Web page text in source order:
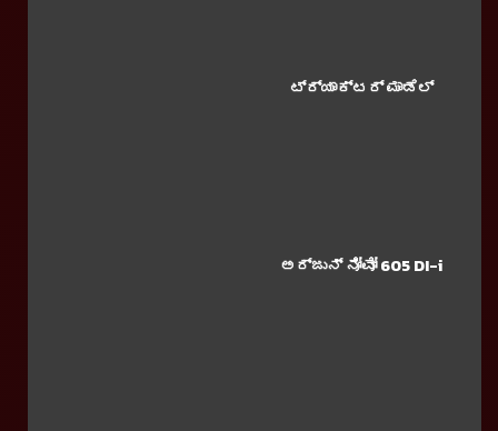
ಟ್ರ್ಯಾಕ್ಟರ್ ಮಾಡೆಲ್
ಅರ್ಜುನ್ ನೋವೋ 605 DI-i